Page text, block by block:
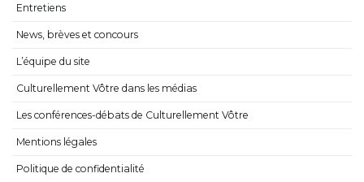
Entretiens
News, brèves et concours
L’équipe du site
Culturellement Vôtre dans les médias
Les conférences-débats de Culturellement Vôtre
Mentions légales
Politique de confidentialité